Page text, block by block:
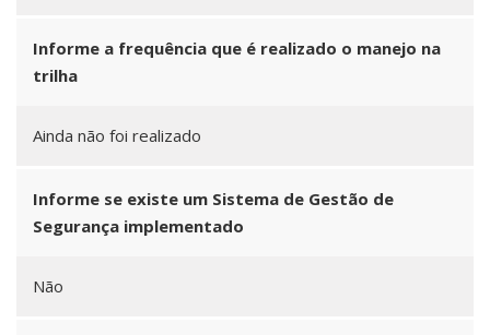
Informe a frequência que é realizado o manejo na
trilha
Ainda não foi realizado
Informe se existe um Sistema de Gestão de
Segurança implementado
Não